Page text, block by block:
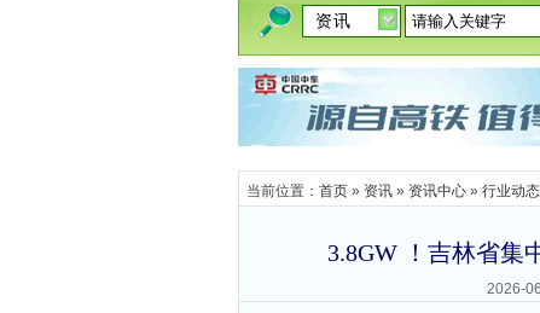
当前位置： 首页 » 资讯 » 资讯中心 » 行业动态
3.8GW ！吉林省集
2026-